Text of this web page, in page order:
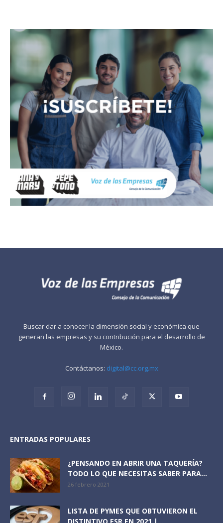
Buscar dar a conocer la dimensión social y económica que
generan las empresas y su contribución para el desarrollo de
México.
Contáctanos: digital@cc.org.mx
ENTRADAS POPULARES
¿PENSANDO EN ABRIR UNA TAQUERÍA?
TODO LO QUE NECESITAS SABER PARA...
26 febrero 2021
LISTA DE PYMES QUE OBTUVIERON EL